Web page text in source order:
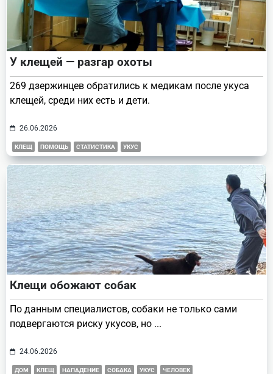
У клещей — разгар охоты
269 дзержинцев обратились к медикам после укуса
клещей, среди них есть и дети.
26.06.2026
КЛЕЩ ПОМОЩЬ СТАТИСТИКА УКУС
Клещи обожают собак
По данным специалистов, собаки не только сами
подвергаются риску укусов, но ...
24.06.2026
ДОМ КЛЕЩ НАПАДЕНИЕ СОБАКА УКУС ЧЕЛОВЕК